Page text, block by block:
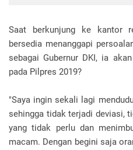
Saat berkunjung ke kantor
bersedia menanggapi
sebagai Gubernur DKI, ia
pada Pilpres 2019?
"Saya ingin sekali lagi
sehingga tidak terjadi deviasi,
yang tidak perlu dan
macam. Dengan begini saja